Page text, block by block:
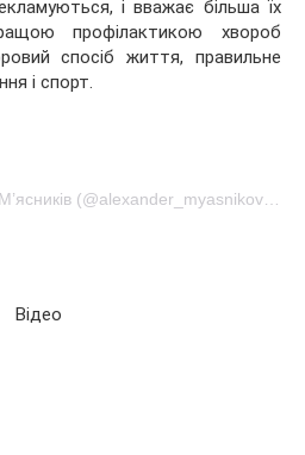
і вважає більша їх
профілактикою хвороб
спосіб життя, правильне
і спорт.
Відео